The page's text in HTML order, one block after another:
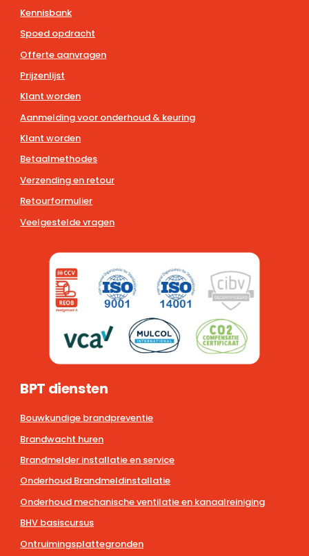
Kennisbank
Spoed opdracht
Offerte aanvragen
Prijzenlijst
Klant worden
Aanmelding voor onderhoud & keuring
Klant worden
Betaalmethodes
Verzending en retour
Retourformulier
Veelgestelde vragen
BPT diensten
Bouwkundige brandpreventie
Brandwacht huren
Brandmelder installatie en service
Onderhoud Brandmeldinstallatie
Onderhoud mechanische ventilatie en kanaalreiniging
BHV basiscursus
Ontruimingsplattegronden